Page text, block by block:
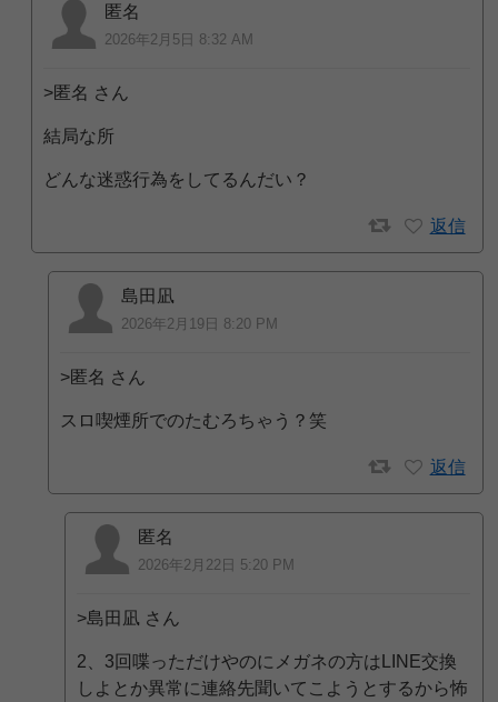
匿名
2026年2月5日 8:32 AM
>匿名 さん
結局な所
どんな迷惑行為をしてるんだい？
返信
島田凪
2026年2月19日 8:20 PM
>匿名 さん
スロ喫煙所でのたむろちゃう？笑
返信
匿名
2026年2月22日 5:20 PM
>島田凪 さん
2、3回喋っただけやのにメガネの方はLINE交換
しよとか異常に連絡先聞いてこようとするから怖